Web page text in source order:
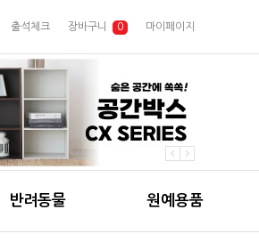
출석체크 장바구니 0 마이페이지
반려동물 원예용품